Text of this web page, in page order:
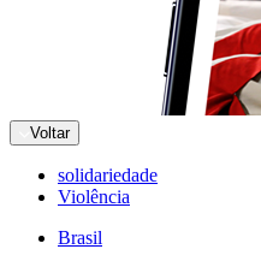
Voltar
solidariedade
Violência
Brasil